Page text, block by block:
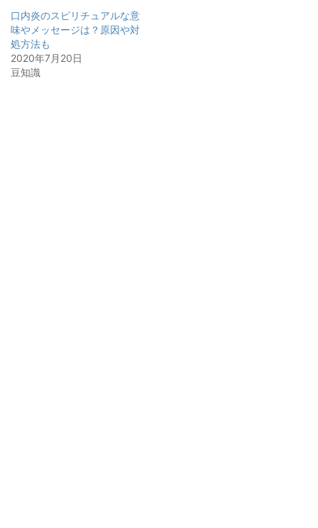
口内炎のスピリチュアルな意
味やメッセージは？原因や対
処方法も
2020年7月20日
豆知識